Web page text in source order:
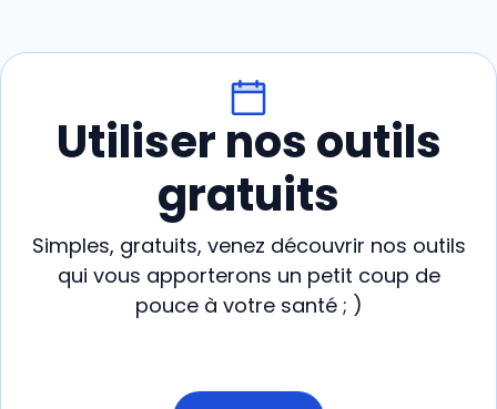
Utiliser nos outils
gratuits
Simples, gratuits, venez découvrir nos outils
qui vous apporterons un petit coup de
pouce à votre santé ; )